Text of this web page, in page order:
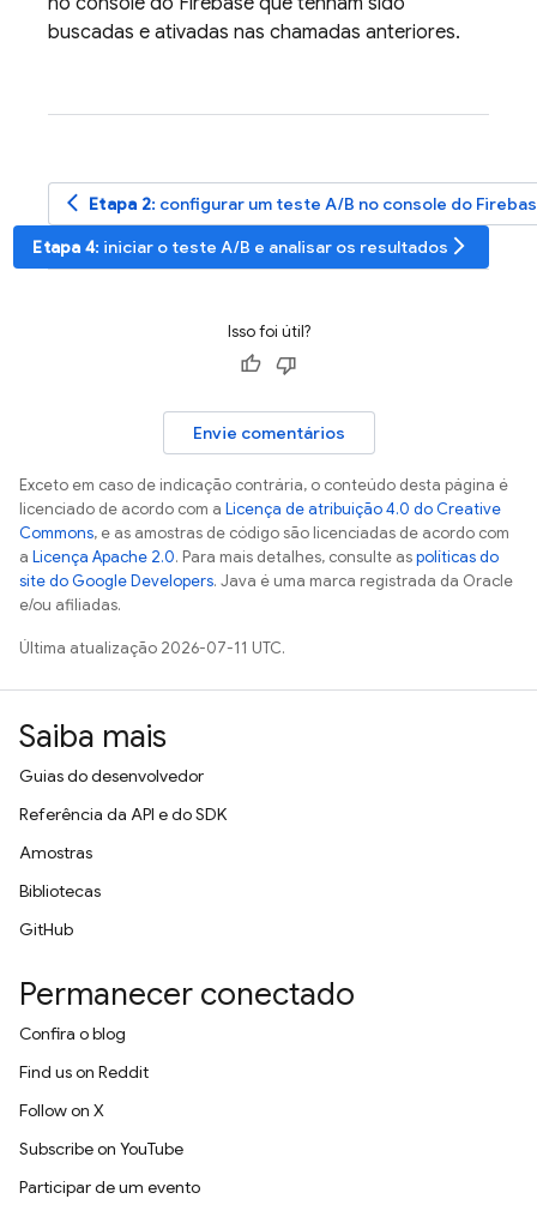
buscadas e ativadas nas chamadas anteriores.
arrow_back_ios Etapa 2: configurar um teste A/B no console do
Etapa 4: iniciar o teste A/B e analisar os resultados arrow_forward_ios
Isso foi útil?
Envie comentários
Exceto em caso de indicação contrária, o conteúdo desta página é
licenciado de acordo com a Licença de atribuição 4.0 do Creative
Commons, e as amostras de código são licenciadas de acordo com
a Licença Apache 2.0. Para mais detalhes, consulte aspolíticas do
site do Google Developers. Java é uma marca registrada da Oracle
e/ou afiliadas.
Última atualização 2026-07-11 UTC.
Saiba mais
Guias do desenvolvedor
Referência da API e do SDK
Amostras
Bibliotecas
GitHub
Permanecer conectado
Confira o blog
Find us on Reddit
Follow on X
Subscribe on YouTube
Participar de um evento